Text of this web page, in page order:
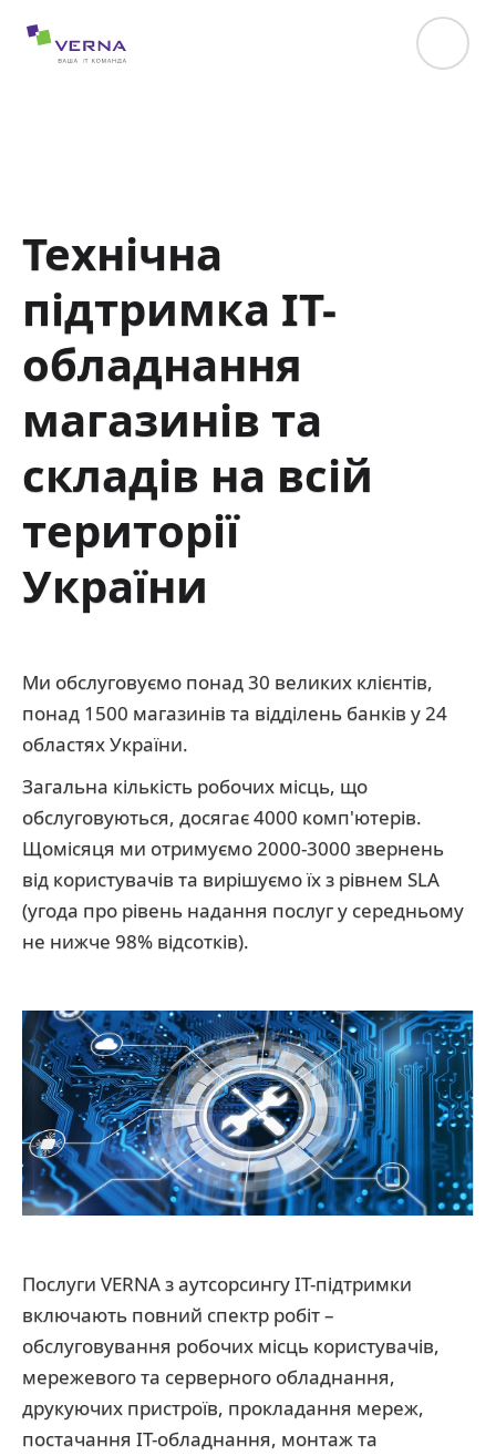
Технічна
підтримка IT-
обладнання
магазинів та
складів на всій
території
України
Ми обслуговуємо понад 30 великих клієнтів,
понад 1500 магазинів та відділень банків у 24
областях України.
Загальна кількість робочих місць, що
обслуговуються, досягає 4000 комп'ютерів.
Щомісяця ми отримуємо 2000-3000 звернень
від користувачів та вирішуємо їх з рівнем SLA
(угода про рівень надання послуг у середньому
не нижче 98% відсотків).
Послуги VERNA з аутсорсингу ІТ-підтримки
включають повний спектр робіт –
обслуговування робочих місць користувачів,
мережевого та серверного обладнання,
друкуючих пристроїв, прокладання мереж,
постачання ІТ-обладнання, монтаж та